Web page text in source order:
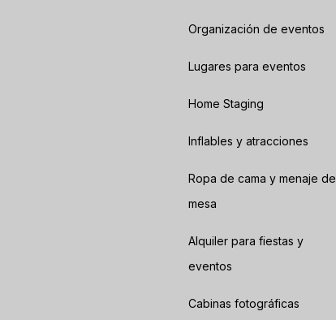
Organización de eventos
Lugares para eventos
Home Staging
Inflables y atracciones
Ropa de cama y menaje de
mesa
Alquiler para fiestas y
eventos
Cabinas fotográficas